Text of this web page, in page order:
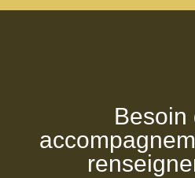
Besoin